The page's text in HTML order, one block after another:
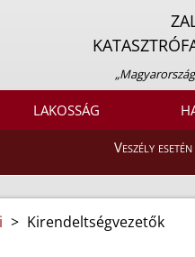
LAKOSSÁG
Veszély
> Kirendeltségvezetők